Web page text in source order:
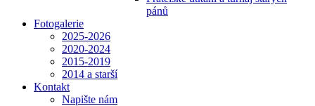
pánů
Fotogalerie
2025-2026
2020-2024
2015-2019
2014 a starší
Kontakt
Napište nám